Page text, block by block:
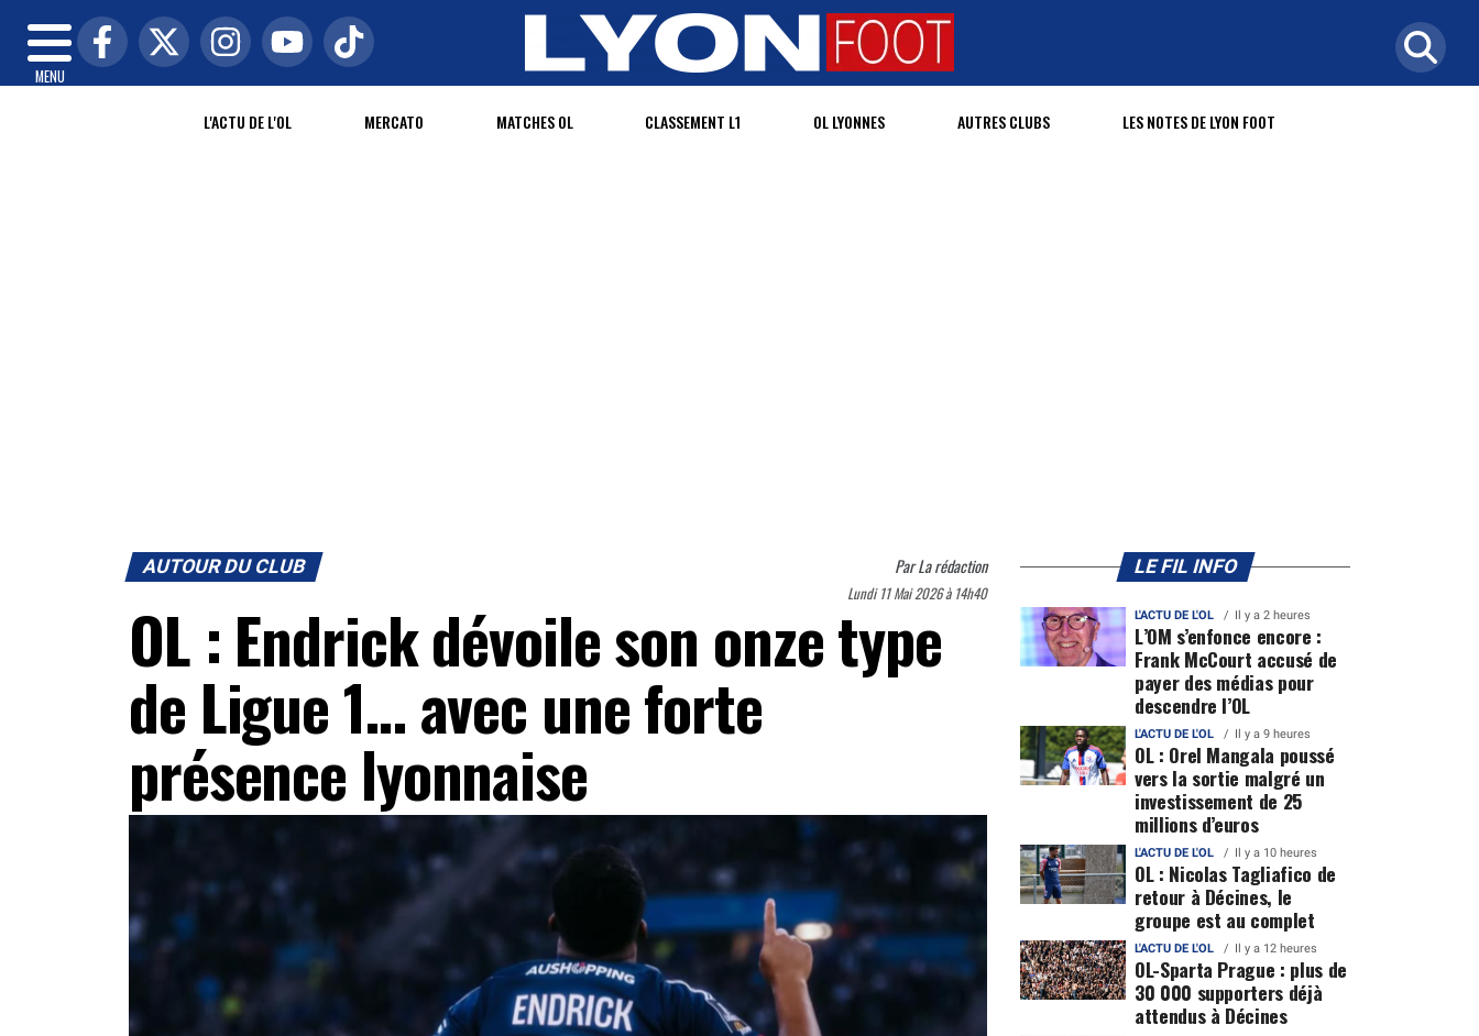
MENU
L'ACTU DE L'OL MERCATO MATCHES OL CLASSEMENT L1 OL LYONNES AUTRES CLUBS LES NOTES DE LYON FOOT
AUTOUR DU CLUB ParLa rédaction
Lundi 11 Mai 2026 à 14h40
OL : Endrick dévoile son onze type
de Ligue 1… avec une forte
présence lyonnaise
LE FIL INFO
L'ACTU DE L'OL Il y a 2 heures
L’OM s’enfonce encore :
Frank McCourt accusé de
payer des médias pour
descendre l’OL
L'ACTU DE L'OL Il y a 9 heures
OL : Orel Mangala poussé
vers la sortie malgré un
investissement de 25
millions d’euros
L'ACTU DE L'OL Il y a 10 heures
OL : Nicolas Tagliafico de
retour à Décines, le
groupe est au complet
L'ACTU DE L'OL Il y a 12 heures
OL-Sparta Prague : plus de
30 000 supporters déjà
attendus à Décines